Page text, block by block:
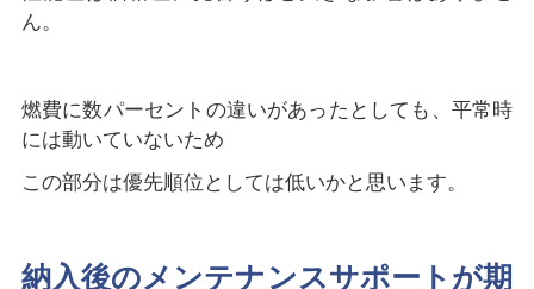
ん。
燃費に数パーセントの違いがあったとしても、平常時
には動いていないため
この部分は優先順位としては低いかと思います。
納入後のメンテナンスサポートが期